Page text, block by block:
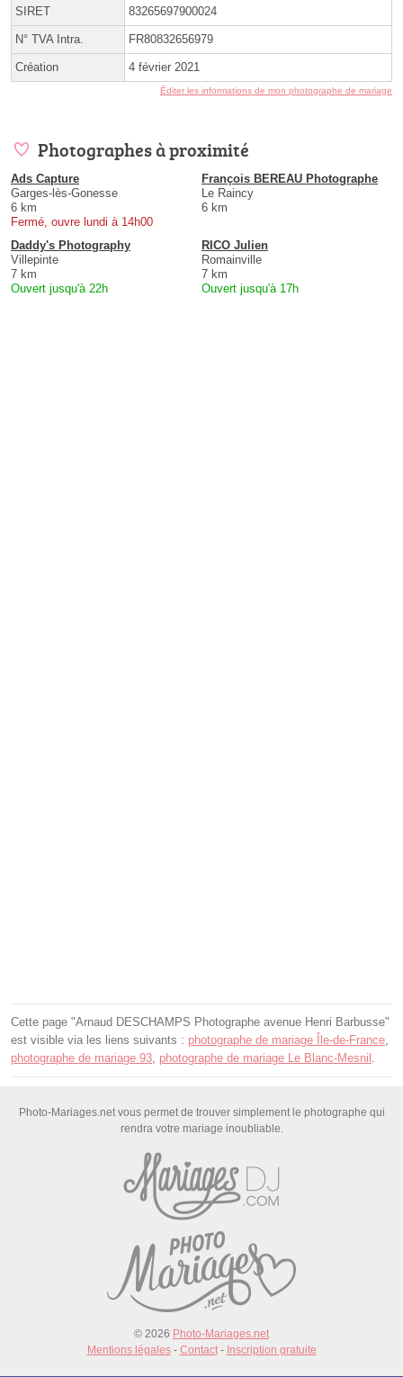
SIRET 83265697900024
N° TVA Intra. FR80832656979
Création 4 février 2021
Éditer les informations de mon photographe de mariage
Photographes à proximité
Ads Capture
Garges-lès-Gonesse
6 km
Fermé, ouvre lundi à 14h00
François BEREAU Photographe
Le Raincy
6 km
Daddy's Photography
Villepinte
7 km
Ouvert jusqu'à 22h
RICO Julien
Romainville
7 km
Ouvert jusqu'à 17h
Cette page "Arnaud DESCHAMPS Photographe avenue Henri Barbusse"
est visible via les liens suivants : photographe de mariage Île-de-France,
photographe de mariage 93, photographe de mariage Le Blanc-Mesnil .
Photo-Mariages.net vous permet de trouver simplement le photographe qui
rendra votre mariage inoubliable.
© 2026 Photo-Mariages.net
Mentions légales- Contact- Inscription gratuite